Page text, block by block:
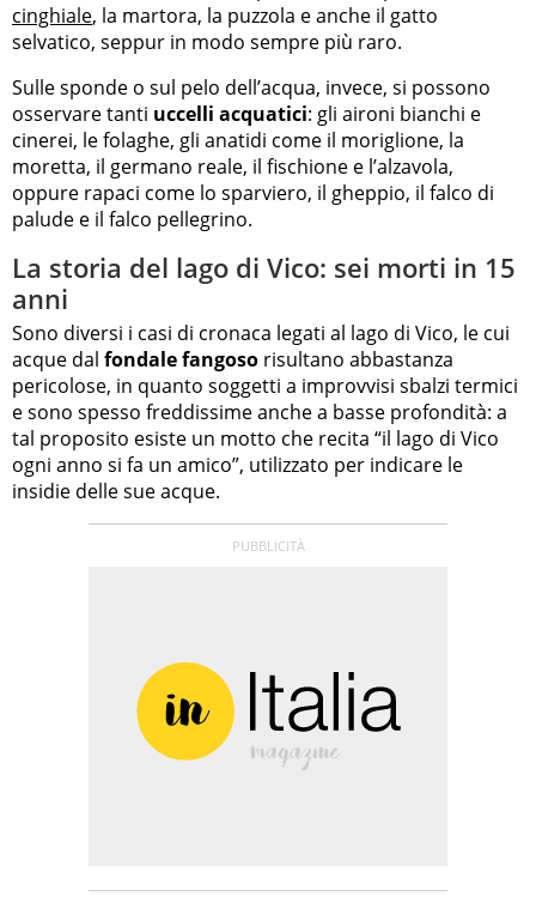
cinghiale, la martora, la puzzola e anche il gatto
selvatico, seppur in modo sempre più raro.
Sulle sponde o sul pelo dell’acqua, invece, si possono
osservare tanti uccelli acquatici: gli aironi bianchi e
cinerei, le folaghe, gli anatidi come il moriglione, la
moretta, il germano reale, il fischione e l’alzavola,
oppure rapaci come lo sparviero, il gheppio, il falco di
palude e il falco pellegrino.
La storia del lago di Vico: sei morti in 15
anni
Sono diversi i casi di cronaca legati al lago di Vico, le cui
acque dal fondale fangoso risultano abbastanza
pericolose, in quanto soggetti a improvvisi sbalzi termici
e sono spesso freddissime anche a basse profondità: a
tal proposito esiste un motto che recita “il lago di Vico
ogni anno si fa un amico”, utilizzato per indicare le
insidie delle sue acque.